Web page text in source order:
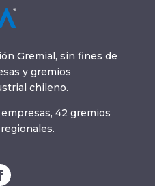
Gremial, sin fines de
y gremios
chileno.
42 gremios